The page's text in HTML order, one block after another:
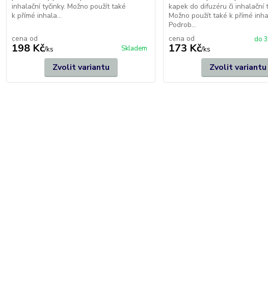
inhalační tyčinky. Možno použít také
k přímé inhala...
cena od
198 Kč/ks Skladem
Zvolit variantu
kapek do difuzéru či inhalační
Možno použít také k přímé
Podrob...
cena od
173 Kč/ks
do
Zvolit variantu